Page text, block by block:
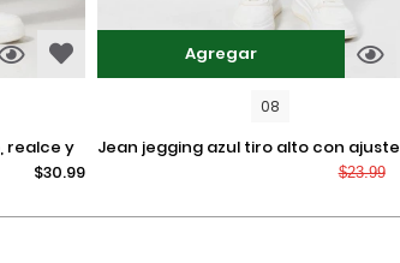
$30.99
Agregar
08
jean jegging azul tiro alto con ajuste
$23.99